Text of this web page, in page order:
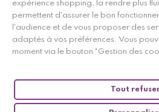
expérience shopping, la rendre plus
permettent d'assurer le bon
l'audience et de vous proposer des
adaptés à vos préférences. Vous
moment via le bouton "Gestion des
Tout
pour vérifier.